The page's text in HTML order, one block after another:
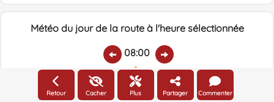
Météo du jour de la route à l'heure sélectionnée
08:00
Température:
10.8ºC
Pluie:
0.1
Humidité relative:
84%
Vitesse vent:
9.7km/h
Direction vent:
Retour Cacher Plus Partager Commenter